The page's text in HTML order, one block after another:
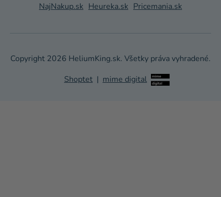
NajNakup.sk Heureka.sk Pricemania.sk
Shoptet | mime digital
Copyright 2026 HeliumKing.sk. Všetky práva vyhradené.